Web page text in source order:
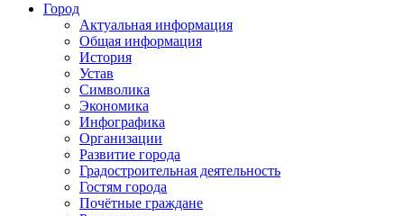
Город
Актуальная информация
Общая информация
История
Устав
Символика
Экономика
Инфографика
Организации
Развитие города
Градостроительная деятельность
Гостям города
Почётные граждане